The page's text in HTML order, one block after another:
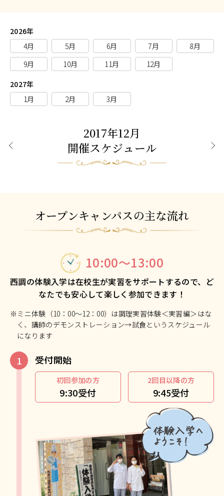
2026年
4月
5月 6月 7月
8月
9月
10月 11月
12月
2027年
1月
2月 3月
2017年12月
開催スケジュール
オープンキャンパスの主な流れ
10:00～13:00
西調の体験入学は在校生が実習をサポートするので、ど
なたでも安心して楽しく参加できます！
※ミニ体験（10：00～12：00）は調理実習体験＜実習編＞はな
く、講師のデモンストレーション→試食というスケジュール
になります
受付開始
初回参加の方
9:30受付
2回目以降の方
9:45受付